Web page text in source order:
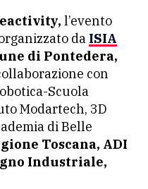
l’evento
da ISIA
di Pontedera,
con
Scuola
Modartech, 3D
di Belle
Toscana, ADI
Industriale,